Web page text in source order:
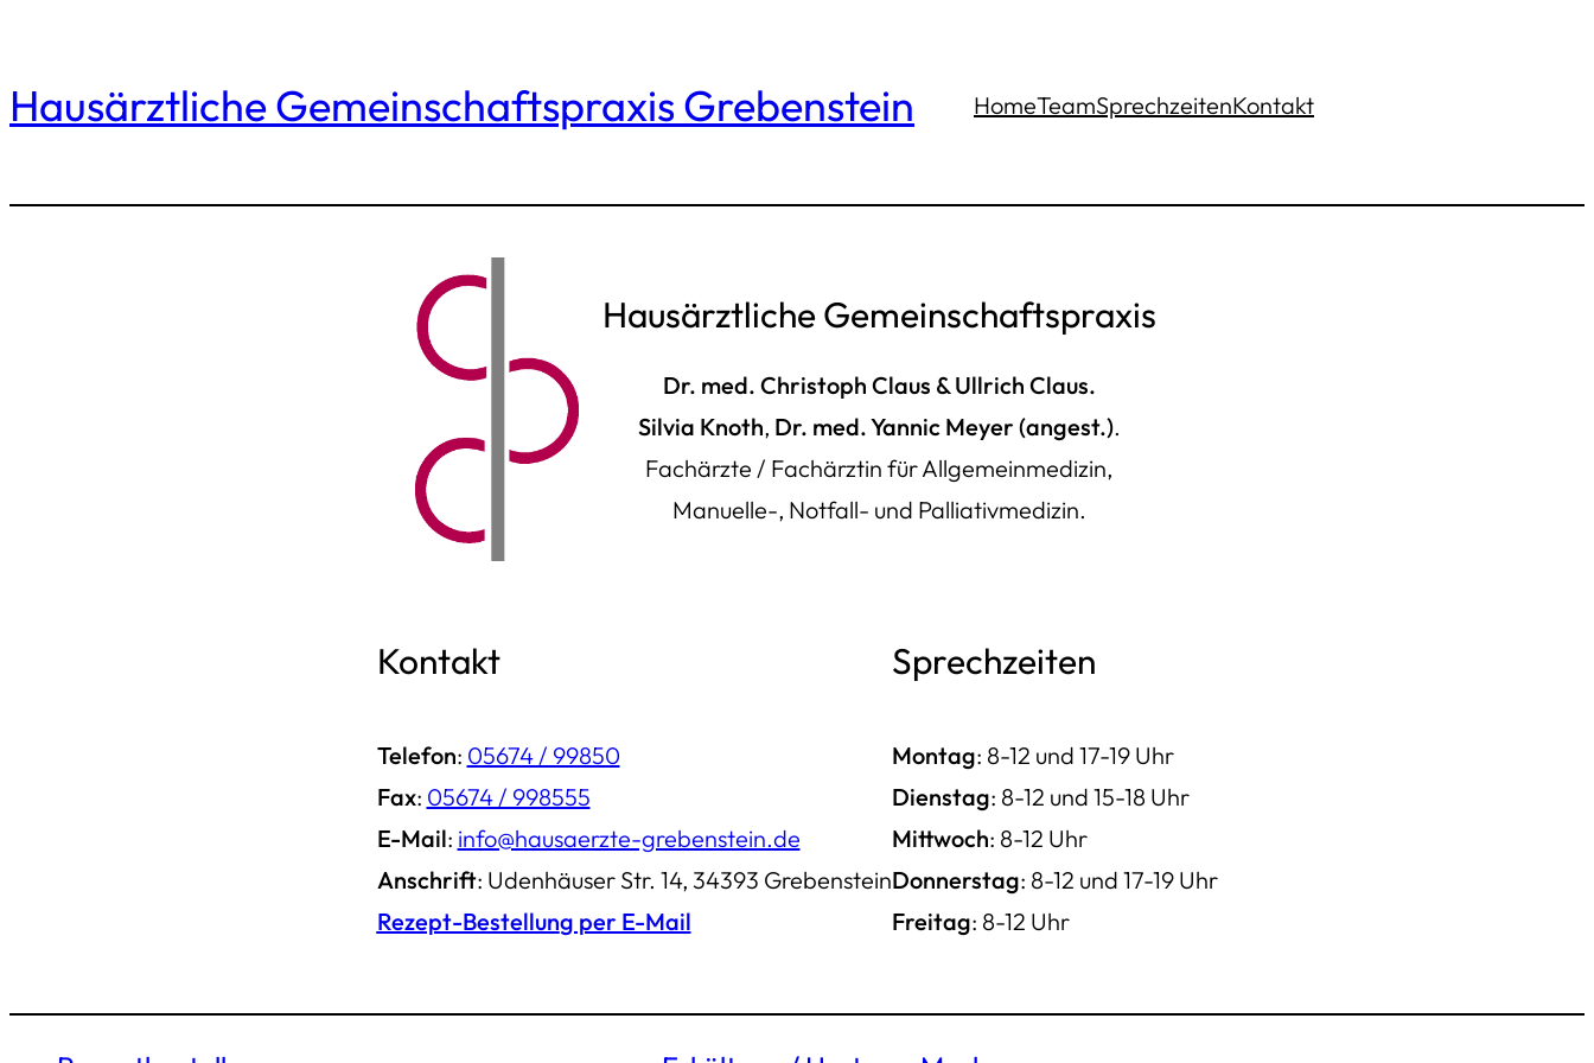
Hausärztliche Gemeinschaftspraxis Grebenstein HomeTeamSprechzeitenKontakt
Hausärztliche Gemeinschaftspraxis
Dr. med. Christoph Claus & Ullrich Claus.
Silvia Knoth, Dr. med. Yannic Meyer (angest.).
Fachärzte / Fachärztin für Allgemeinmedizin,
Manuelle-, Notfall- und Palliativmedizin.
Kontakt
Telefon: 05674 / 99850
Fax: 05674 / 998555
E-Mail: info@hausaerzte-grebenstein.de
Anschrift: Udenhäuser Str. 14, 34393 Grebenstein
Rezept-Bestellung per E-Mail
Sprechzeiten
Montag: 8-12 und 17-19 Uhr
Dienstag: 8-12 und 15-18 Uhr
Mittwoch: 8-12 Uhr
Donnerstag: 8-12 und 17-19 Uhr
Freitag: 8-12 Uhr